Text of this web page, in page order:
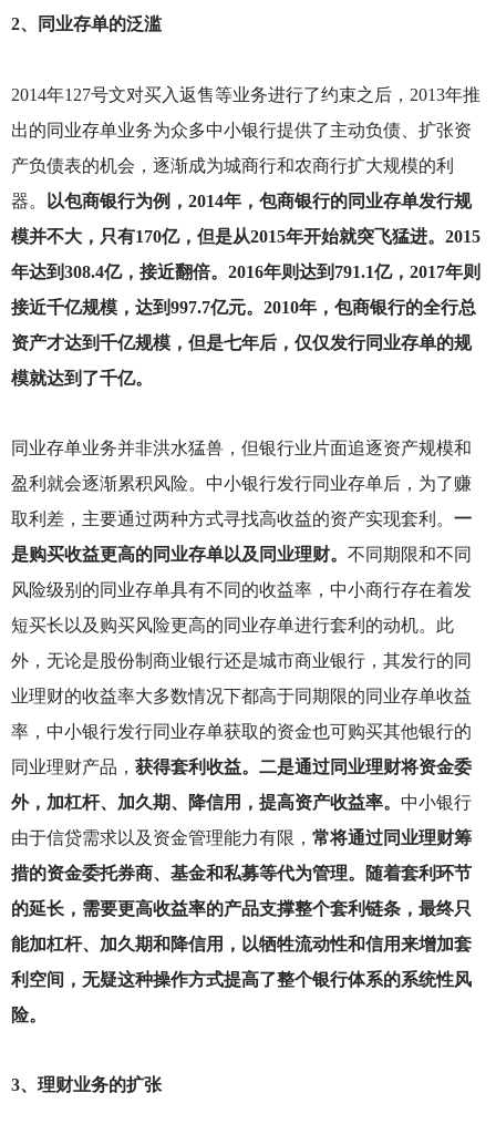
2、同业存单的泛滥
2014年127号文对买入返售等业务进行了约束之后，2013年推
出的同业存单业务为众多中小银行提供了主动负债、扩张资
产负债表的机会，逐渐成为城商行和农商行扩大规模的利
器。
以包商银行为例，2014年，包商银行的同业存单发行规
模并不大，只有170亿，但是从2015年开始就突飞猛进。2015
年达到308.4亿，接近翻倍。2016年则达到791.1亿，2017年则
接近千亿规模，达到997.7亿元。2010年，包商银行的全行总
资产才达到千亿规模，但是七年后，仅仅发行同业存单的规
模就达到了千亿。
同业存单业务并非洪水猛兽，但银行业片面追逐资产规模和
盈利就会逐渐累积风险。中小银行发行同业存单后，为了赚
取利差，主要通过两种方式寻找高收益的资产实现套利。 一
是购买收益更高的同业存单以及同业理财。 不同期限和不同
风险级别的同业存单具有不同的收益率，中小商行存在着发
短买长以及购买风险更高的同业存单进行套利的动机。此
外，无论是股份制商业银行还是城市商业银行，其发行的同
业理财的收益率大多数情况下都高于同期限的同业存单收益
率，中小银行发行同业存单获取的资金也可购买其他银行的
同业理财产品， 获得套利收益。二是通过同业理财将资金委
外，加杠杆、加久期、降信用，提高资产收益率。 中小银行
由于信贷需求以及资金管理能力有限， 常将通过同业理财筹
措的资金委托券商、基金和私募等代为管理。随着套利环节
的延长，需要更高收益率的产品支撑整个套利链条，最终只
能加杠杆、加久期和降信用，以牺牲流动性和信用来增加套
利空间，无疑这种操作方式提高了整个银行体系的系统性风
险。
3、理财业务的扩张